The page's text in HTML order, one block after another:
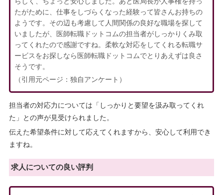
らしく、ちょっと安心しました。あと医局長が人事権を持っ
たがために、仕事をしづらくなった経験って皆さんお持ちの
ようです。その辺も考慮して人間関係の良好な職場を探して
いましたが、医師転職ドットコムの担当者がしっかりくみ取
ってくれたので感謝ですね。柔軟な対応をしてくれる転職サ
ービスをお探しなら医師転職ドットコムでとりあえずは良さ
そうです。
（引用元ページ：独自アンケート）
担当者の対応力については「しっかりと要望を汲み取ってくれ
た」との声が見受けられました。
伝えた希望条件に対して応えてくれますから、安心して利用でき
ますね。
求人についての良い評判